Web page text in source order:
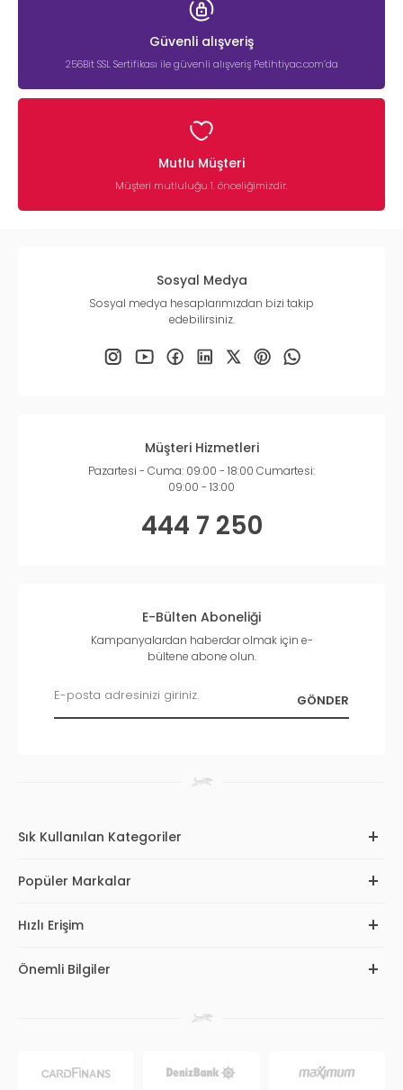
Güvenli alışveriş
256Bit SSL Sertifikası ile güvenli alışveriş Petihtiyac.com’da
Mutlu Müşteri
Müşteri mutluluğu 1. önceliğimizdir.
Sosyal Medya
Sosyal medya hesaplarımızdan bizi takip
edebilirsiniz.
Müşteri Hizmetleri
Pazartesi - Cuma: 09:00 - 18:00 Cumartesi:
09:00 - 13:00
444 7 250
E-Bülten Aboneliği
Kampanyalardan haberdar olmak için e-
bültene abone olun.
Sık Kullanılan Kategoriler
Popüler Markalar
Hızlı Erişim
Önemli Bilgiler